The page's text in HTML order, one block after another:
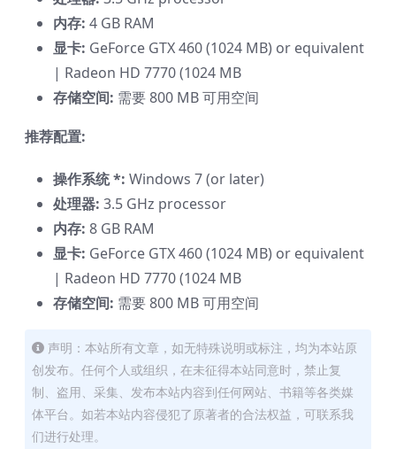
内存: 4 GB RAM
显卡: GeForce GTX 460 (1024 MB) or equivalent
| Radeon HD 7770 (1024 MB
存储空间: 需要 800 MB 可用空间
推荐配置:
操作系统 *: Windows 7 (or later)
处理器: 3.5 GHz processor
内存: 8 GB RAM
显卡: GeForce GTX 460 (1024 MB) or equivalent
| Radeon HD 7770 (1024 MB
存储空间: 需要 800 MB 可用空间
声明：本站所有文章，如无特殊说明或标注，均为本站原
创发布。任何个人或组织，在未征得本站同意时，禁止复
制、盗用、采集、发布本站内容到任何网站、书籍等各类媒
体平台。如若本站内容侵犯了原著者的合法权益，可联系我
们进行处理。